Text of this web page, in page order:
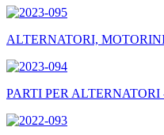
ALTERNATORI,
PARTI PER